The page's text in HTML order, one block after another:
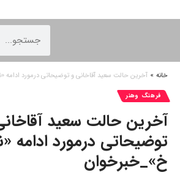
خانه » آخرین حالت سعید آقاخانی و توضیحاتی درمورد ادامه
فرهنگ وهنر
آخرین حالت سعید
توضیحاتی درمورد ادامه
خ»_خبرخوان